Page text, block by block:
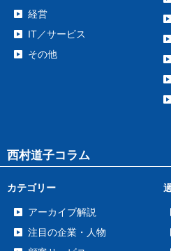
経営
IT／サービス
その他
西村道子コラム
カテゴリー
アーカイブ解説
注目の企業・人物